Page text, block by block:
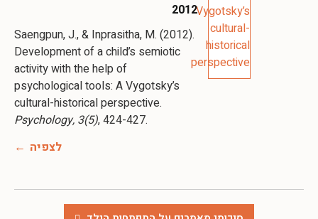
2012
Saengpun, J., & Inprasitha, M. (2012).
Development of a child’s semiotic
activity with the help of
psychological tools: A Vygotsky’s
cultural-historical perspective.
Psychology, 3(5), 424-427.
לצפיה